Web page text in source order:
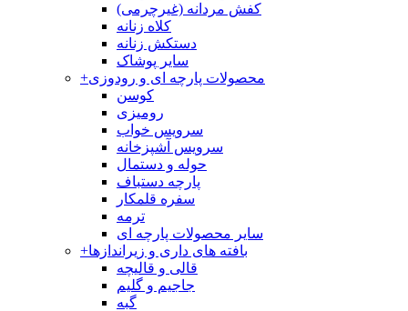
کفش مردانه (غیرچرمی)
کلاه زنانه
دستکش زنانه
سایر پوشاک
+محصولات پارچه ای و رودوزی
کوسن
رومیزی
سرویس خواب
سرویس آشپزخانه
حوله و دستمال
پارچه دستباف
سفره قلمکار
ترمه
سایر محصولات پارچه ای
+بافته های داری و زیراندازها
قالی و قالیچه
جاجیم و گلیم
گبه